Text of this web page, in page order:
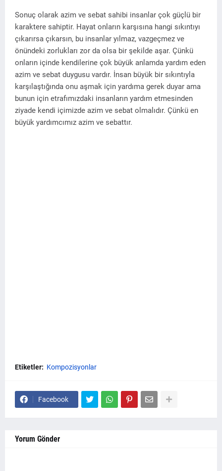
Sonuç olarak azim ve sebat sahibi insanlar çok güçlü bir
karaktere sahiptir. Hayat onların karşısına hangi sıkıntıyı
çıkarırsa çıkarsın, bu insanlar yılmaz, vazgeçmez ve
önündeki zorlukları zor da olsa bir şekilde aşar. Çünkü
onların içinde kendilerine çok büyük anlamda yardım eden
azim ve sebat duygusu vardır. İnsan büyük bir sıkıntıyla
karşılaştığında onu aşmak için yardıma gerek duyar ama
bunun için etrafımızdaki insanların yardım etmesinden
ziyade kendi içimizde azim ve sebat olmalıdır. Çünkü en
büyük yardımcımız azim ve sebattır.
Etiketler: Kompozisyonlar
Facebook
Yorum Gönder